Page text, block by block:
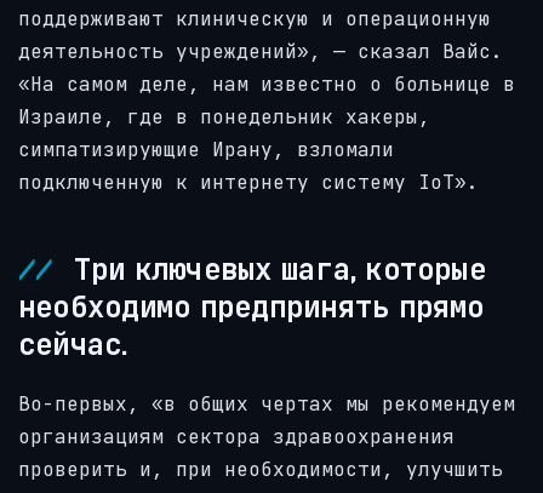
поддерживают клиническую и операционную
деятельность учреждений», — сказал Вайс.
«На самом деле, нам известно о больнице в
Израиле, где в понедельник хакеры,
симпатизирующие Ирану, взломали
подключенную к интернету систему IoT».
Три ключевых шага, которые
необходимо предпринять прямо
сейчас.
Во-первых, «в общих чертах мы рекомендуем
организациям сектора здравоохранения
проверить и, при необходимости, улучшить